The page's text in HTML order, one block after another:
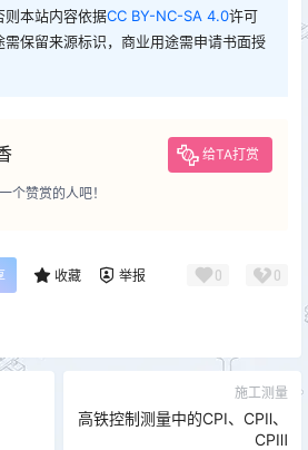
则本站内容依据CC BY-NC-SA 4.0许可
保留来源标识，商业用途需申请书面授
给TA打赏
个赞赏的人吧！
收藏 举报 0 0
施工测量
高铁控制测量中的CPⅠ、CPⅡ、
CPⅢ